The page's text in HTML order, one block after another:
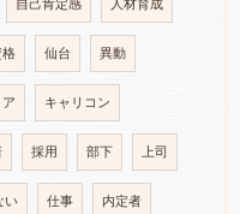
自己肯定感 人材育成
格 仙台 異動
キャリコン
採用 部下 上司
い 仕事 内定者